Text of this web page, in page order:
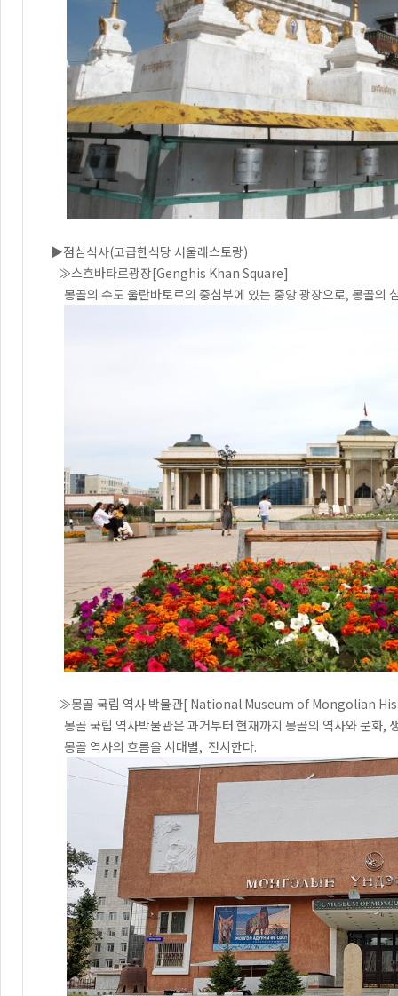
▶점심식사(고급한식당 서울레스토랑)
≫스흐바타르광장[Genghis Khan Square]
몽골의 수도 울란바토르의 중심부에 있는 중앙 광장으로, 몽골의
≫몽골 국립 역사 박물관[ National Museum of Mongolian
몽골 국립 역사박물관은 과거부터 현재까지 몽골의 역사와 문화,
몽골 역사의 흐름을 시대별, 전시한다.